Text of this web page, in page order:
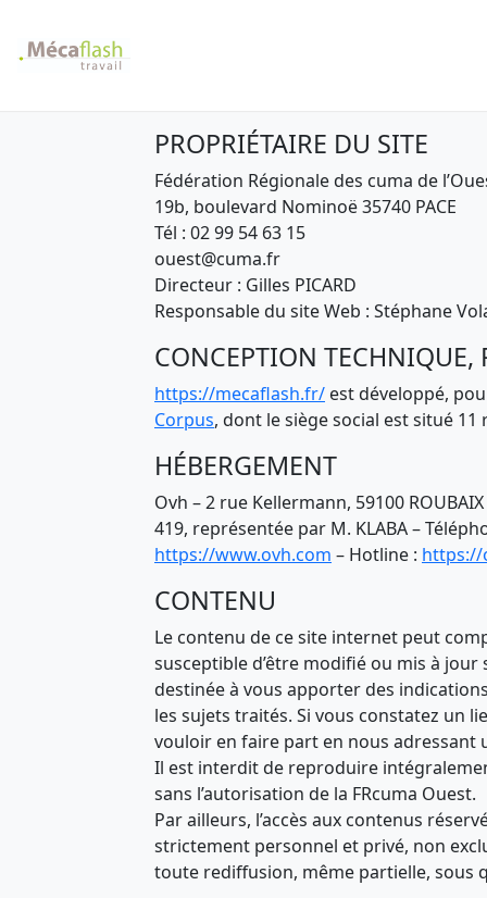
PROPRIÉTAIRE DU SITE
Fédération Régionale des cuma de
19b, boulevard Nominoë 35740 PACE
Tél : 02 99 54 63 15
ouest@cuma.fr
Directeur : Gilles PICARD
Responsable du site Web : Stéphane
CONCEPTION TECHNIQUE,
https://mecaflash.fr/ est développé,
Corpus, dont le siège social est situé 11
HÉBERGEMENT
Ovh – 2 rue Kellermann, 59100
419, représentée par M. KLABA –
https://www.ovh.com – Hotline :
CONTENU
Le contenu de ce site internet peut
susceptible d’être modifié ou mis à
destinée à vous apporter des
les sujets traités. Si vous constatez un
vouloir en faire part en nous adressant
Il est interdit de reproduire
sans l’autorisation de la FRcuma Ouest.
Par ailleurs, l’accès aux contenus
strictement personnel et privé, non
toute rediffusion, même partielle, sous